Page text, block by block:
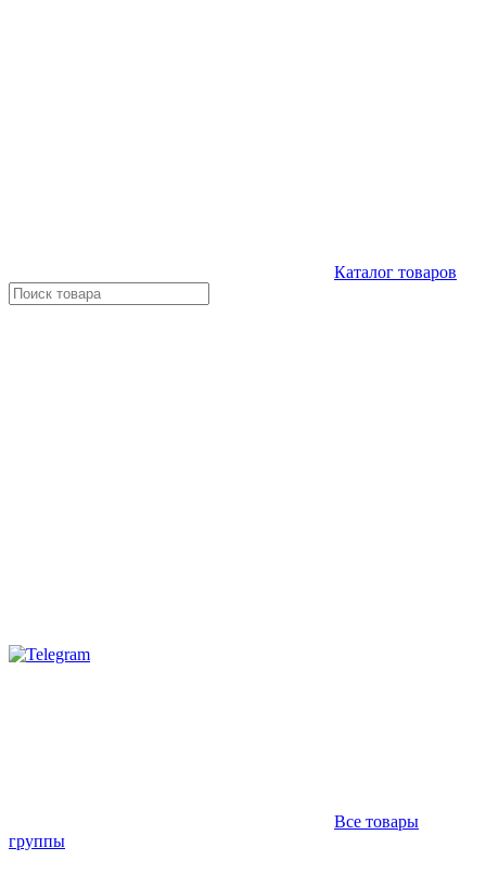
Каталог товаров
Все товары
группы